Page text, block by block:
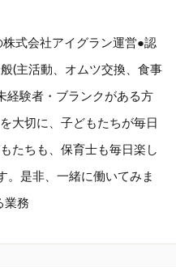
株式会社アイグラン運営●認
(主活動、オムツ交換、食事
経験者・ブランクがある方
大切に、子どもたちが毎日
たちも、保育士も毎日楽し
。是非、一緒に働いてみま
業務